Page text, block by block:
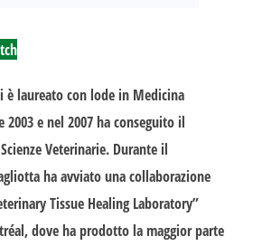
è laureato con lode in Medicina
2003 e nel 2007 ha conseguito il
Veterinarie. Durante il
ha avviato una collaborazione
Tissue Healing Laboratory”
dove ha prodotto la maggior parte